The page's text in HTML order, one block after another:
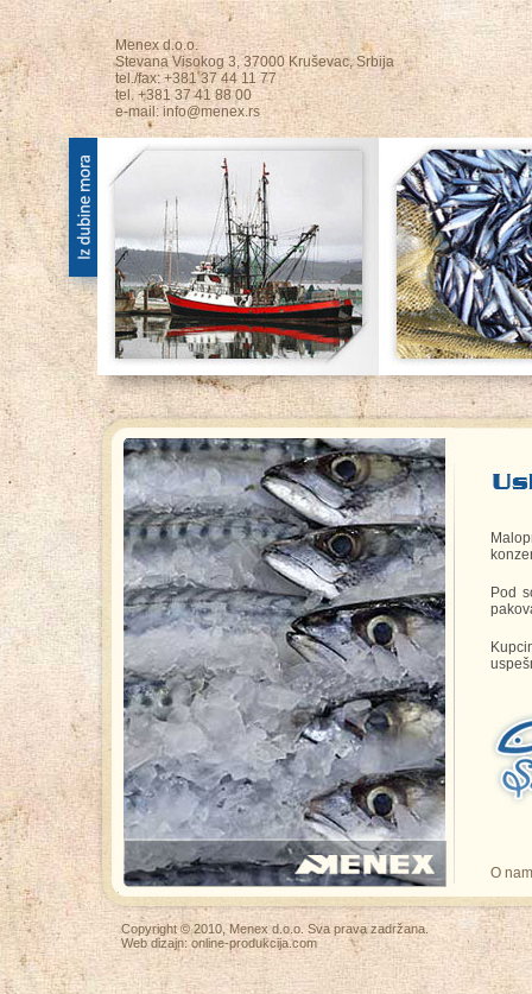
Menex d.o.o.
Stevana Visokog 3, 37000 Kruševac, Srbija
tel./fax: +381 37 44 11 77
tel. +381 37 41 88 00
e-mail: info@menex.rs
Pod
O
Copyright © 2010, Menex d.o.o. Sva prava zadržana.
Web dizajn: online-produkcija.com